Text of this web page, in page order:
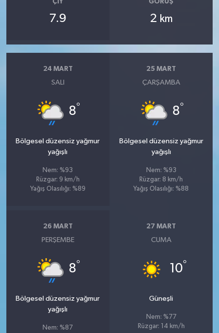
ÇIY
7.9
GÖRÜŞ
2 km
24 MART
SALI
8°
Bölgesel düzensiz yağmur
yağışlı
Nem: %93
Rüzgar: 9 km/h
Yağış Olasılığı: %89
25 MART
ÇARŞAMBA
8°
Bölgesel düzensiz yağmur
yağışlı
Nem: %93
Rüzgar: 8 km/h
Yağış Olasılığı: %88
26 MART
PERŞEMBE
8°
Bölgesel düzensiz yağmur
yağışlı
Nem: %87
27 MART
CUMA
10°
Güneşli
Nem: %77
Rüzgar: 14 km/h